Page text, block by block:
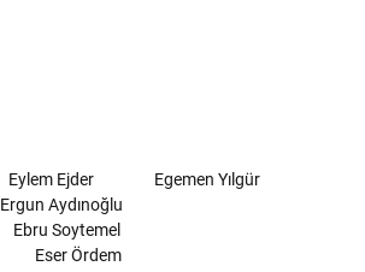
Eylem Ejder
Egemen Yılgür
Ergun Aydınoğlu
Ebru Soytemel
Eser Ördem